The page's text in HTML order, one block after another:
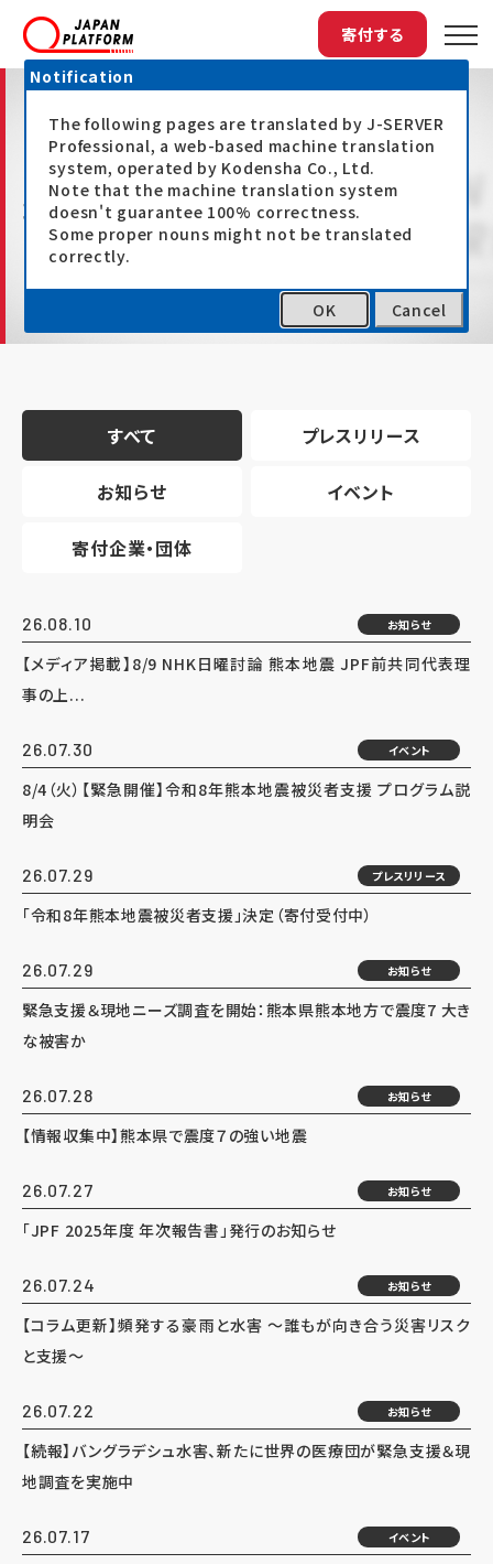
寄付する
最新情報
すべて プレスリリース
お知らせ イベント
寄付企業・団体
26.08.10 お知らせ
【メディア掲載】8/9 NHK日曜討論 熊本地震 JPF前共同代表理
事の上...
26.07.30 イベント
8/4（火）【緊急開催】令和8年熊本地震被災者支援 プログラム説
明会
26.07.29 プレスリリース
「令和8年熊本地震被災者支援」決定（寄付受付中）
26.07.29 お知らせ
緊急支援＆現地ニーズ調査を開始：熊本県熊本地方で震度7 大き
な被害か
26.07.28 お知らせ
【情報収集中】熊本県で震度７の強い地震
26.07.27 お知らせ
「JPF 2025年度 年次報告書」発行のお知らせ
26.07.24 お知らせ
【コラム更新】頻発する豪雨と水害 ～誰もが向き合う災害リスク
と支援～
26.07.22 お知らせ
【続報】バングラデシュ水害、新たに世界の医療団が緊急支援＆現
地調査を実施中
26.07.17 イベント
Notification
The following pages are translated by J-SERVER
Professional, a web-based machine translation
system, operated by Kodensha Co., Ltd.
Note that the machine translation system
doesn't guarantee 100% correctness.
Some proper nouns might not be translated
correctly.
OK Cancel